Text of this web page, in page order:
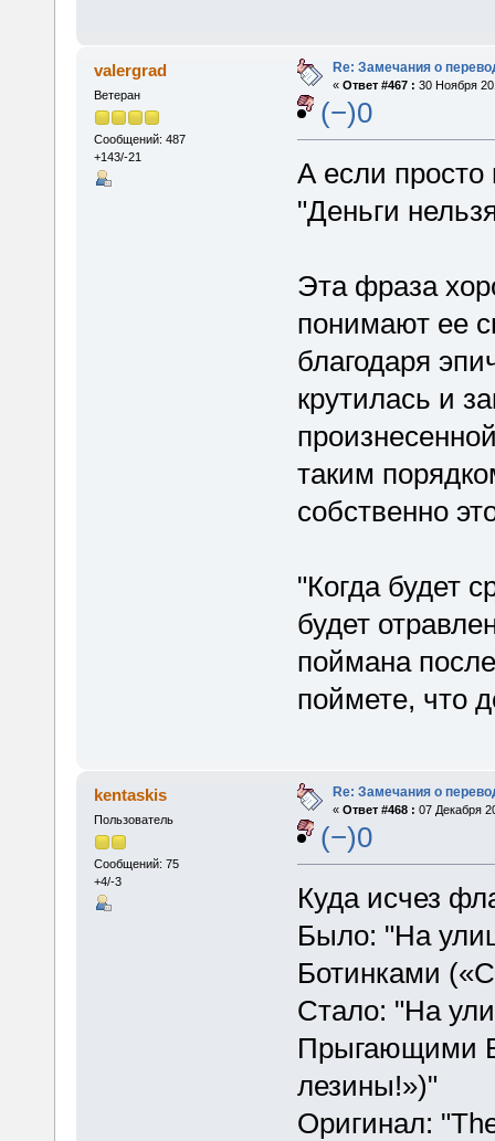
valergrad
Ветеран
Сообщений: 487
+143/-21
Re: Замечания о
« Ответ #467 : 30 Ноября
(−)0
А если просто
"Деньги
Эта фраза
понимают ее
благодаря
крутилась и
таким
собственно
"Когда будет
будет
поймана
поймете, что
kentaskis
Пользователь
Сообщений: 75
+4/-3
Re: Замечания о
« Ответ #468 : 07 Декабря
(−)0
Куда исчез
Было: "На
Ботинками
Стало: "На
Прыгающими
лезины!»)"
Оригинал: